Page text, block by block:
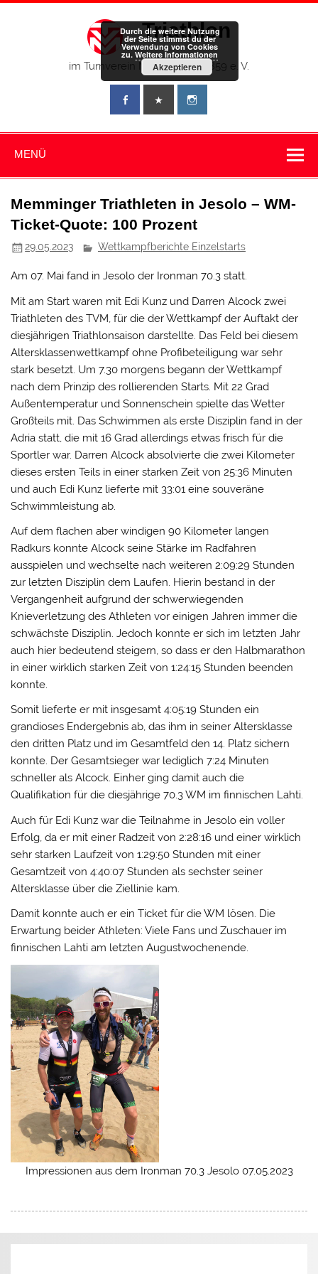
Zum
Triathlon
im Turnverein Memmingen 1859 e. V.
MENÜ
Memminger Triathleten in Jesolo – WM-
Ticket-Quote: 100 Prozent
29.05.2023 Wettkampfberichte Einzelstarts
Am 07. Mai fand in Jesolo der Ironman 70.3 statt.
Mit am Start waren mit Edi Kunz und Darren Alcock zwei
Triathleten des TVM, für die der Wettkampf der Auftakt der
diesjährigen Triathlonsaison darstellte. Das Feld bei diesem
Altersklassenwettkampf ohne Profibeteiligung war sehr
stark besetzt. Um 7.30 morgens begann der Wettkampf
nach dem Prinzip des rollierenden Starts. Mit 22 Grad
Außentemperatur und Sonnenschein spielte das Wetter
Großteils mit. Das Schwimmen als erste Disziplin fand in der
Adria statt, die mit 16 Grad allerdings etwas frisch für die
Sportler war. Darren Alcock absolvierte die zwei Kilometer
dieses ersten Teils in einer starken Zeit von 25:36 Minuten
und auch Edi Kunz lieferte mit 33:01 eine souveräne
Schwimmleistung ab.
Auf dem flachen aber windigen 90 Kilometer langen
Radkurs konnte Alcock seine Stärke im Radfahren
ausspielen und wechselte nach weiteren 2:09:29 Stunden
zur letzten Disziplin dem Laufen. Hierin bestand in der
Vergangenheit aufgrund der schwerwiegenden
Knieverletzung des Athleten vor einigen Jahren immer die
schwächste Disziplin. Jedoch konnte er sich im letzten Jahr
auch hier bedeutend steigern, so dass er den Halbmarathon
in einer wirklich starken Zeit von 1:24:15 Stunden beenden
konnte.
Somit lieferte er mit insgesamt 4:05:19 Stunden ein
grandioses Endergebnis ab, das ihm in seiner Altersklasse
den dritten Platz und im Gesamtfeld den 14. Platz sichern
konnte. Der Gesamtsieger war lediglich 7:24 Minuten
schneller als Alcock. Einher ging damit auch die
Qualifikation für die diesjährige 70.3 WM im finnischen Lahti.
Auch für Edi Kunz war die Teilnahme in Jesolo ein voller
Erfolg, da er mit einer Radzeit von 2:28:16 und einer wirklich
sehr starken Laufzeit von 1:29:50 Stunden mit einer
Gesamtzeit von 4:40:07 Stunden als sechster seiner
Altersklasse über die Ziellinie kam.
Damit konnte auch er ein Ticket für die WM lösen. Die
Erwartung beider Athleten: Viele Fans und Zuschauer im
finnischen Lahti am letzten Augustwochenende.
Impressionen aus dem Ironman 70.3 Jesolo 07.05.2023
Durch die weitere Nutzung
der Seite stimmst du der
Verwendung von Cookies
zu. Weitere Informationen
Akzeptieren